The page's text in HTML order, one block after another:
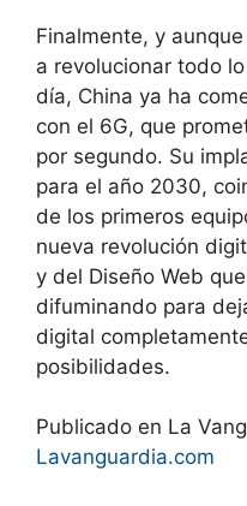
Finalmente, y
a revolucionar todo
día, China ya ha
con el 6G, que
por segundo. Su
para el año 2030,
de los primeros
nueva revolución
y del Diseño Web
difuminando para
digital
posibilidades.
Publicado en La
Lavanguardia.com